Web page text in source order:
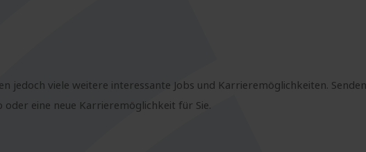
jedoch viele weitere interessante Jobs und Karrieremöglichkeiten.
eine neue Karrieremöglichkeit für Sie.